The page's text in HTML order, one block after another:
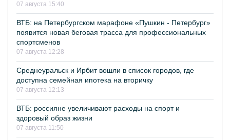
07 августа 15:40
ВТБ: на Петербургском марафоне «Пушкин - Петербург»
появится новая беговая трасса для профессиональных
спортсменов
07 августа 12:28
Среднеуральск и Ирбит вошли в список городов, где
доступна семейная ипотека на вторичку
07 августа 12:13
ВТБ: россияне увеличивают расходы на спорт и
здоровый образ жизни
07 августа 11:50